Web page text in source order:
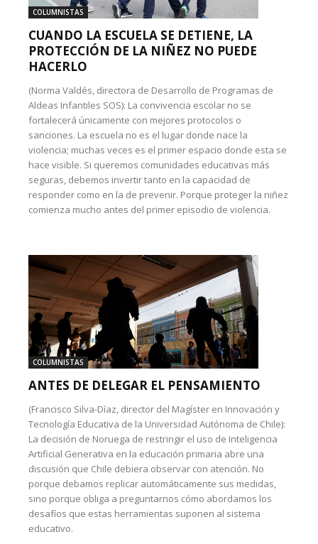
COLUMNISTAS
CUANDO LA ESCUELA SE DETIENE, LA
PROTECCIÓN DE LA NIÑEZ NO PUEDE
HACERLO
(Norma Valdés, directora de Desarrollo de Programas de
Aldeas Infantiles SOS): La convivencia escolar no se
fortalecerá únicamente con mejores protocolos o
sanciones. La escuela no es el lugar donde nace la
violencia; muchas veces es el primer espacio donde esta se
hace visible. Si queremos comunidades educativas más
seguras, debemos invertir tanto en la capacidad de
responder como en la de prevenir. Porque proteger la niñez
comienza mucho antes del primer episodio de violencia.
COLUMNISTAS
ANTES DE DELEGAR EL PENSAMIENTO
(Francisco Silva-Díaz, director del Magíster en Innovación y
Tecnología Educativa de la Universidad Autónoma de Chile):
La decisión de Noruega de restringir el uso de Inteligencia
Artificial Generativa en la educación primaria abre una
discusión que Chile debiera observar con atención. No
porque debamos replicar automáticamente sus medidas,
sino porque obliga a preguntarnos cómo abordamos los
desafíos que estas herramientas suponen al sistema
educativo.